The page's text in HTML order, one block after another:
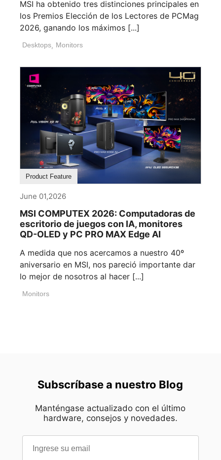
MSI ha obtenido tres distinciones principales en
los Premios Elección de los Lectores de PCMag
2026, ganando los máximos [...]
Desktops, Monitors
Product Feature
June 01,2026
MSI COMPUTEX 2026: Computadoras de
escritorio de juegos con IA, monitores
QD-OLED y PC PRO MAX Edge AI
A medida que nos acercamos a nuestro 40º
aniversario en MSI, nos pareció importante dar
lo mejor de nosotros al hacer [...]
Monitors
Subscríbase a nuestro Blog
Manténgase actualizado con el último
hardware, consejos y novedades.